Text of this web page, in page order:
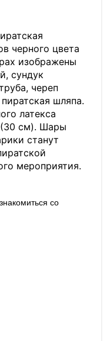
черного цвета
изображены
сундук
череп
шляпа.
латекса
см). Шары
станут
мероприятия.
со